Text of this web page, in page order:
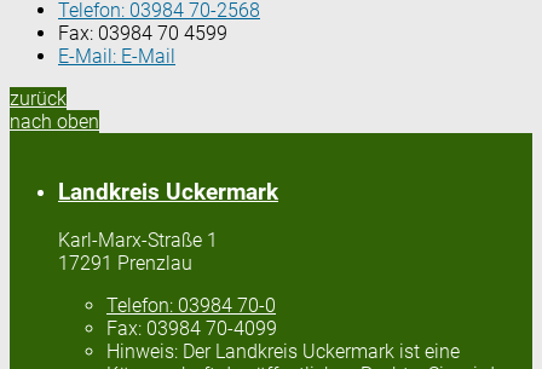
Telefon: 03984 70-2568
Fax: 03984 70 4599
E-Mail: E-Mail
zurück
nach oben
Landkreis Uckermark
Karl-Marx-Straße 1
17291 Prenzlau
Telefon: 03984 70-0
Fax: 03984 70-4099
Hinweis: Der Landkreis Uckermark ist eine